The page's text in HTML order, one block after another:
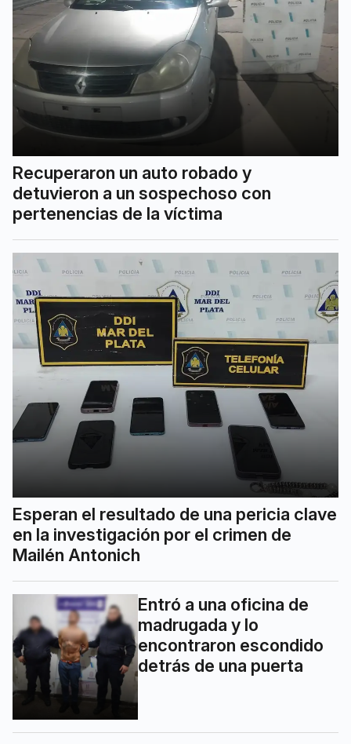
Recuperaron un auto robado y
detuvieron a un sospechoso con
pertenencias de la víctima
Esperan el resultado de una pericia clave
en la investigación por el crimen de
Mailén Antonich
Entró a una oficina de
madrugada y lo
encontraron escondido
detrás de una puerta